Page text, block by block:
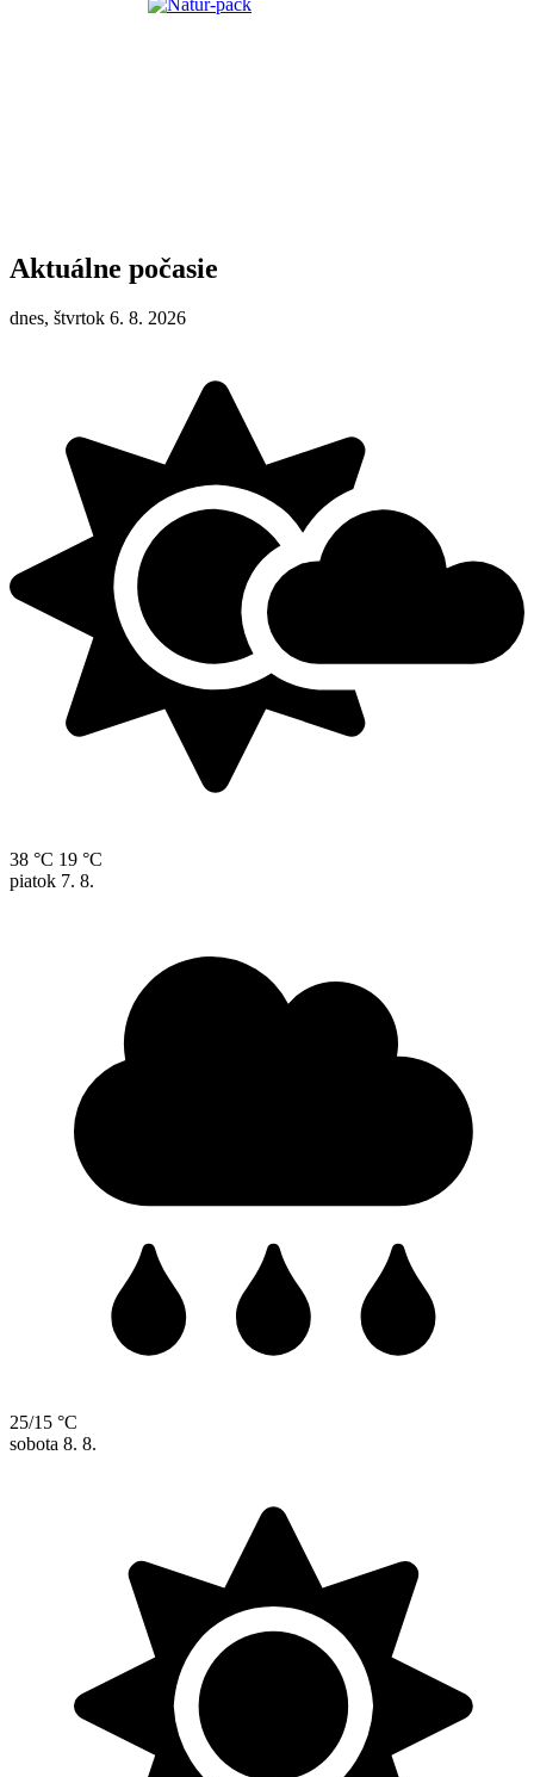
Aktuálne počasie
dnes, štvrtok 6. 8. 2026
38 °C 19 °C
piatok 7. 8.
25/15 °C
sobota 8. 8.